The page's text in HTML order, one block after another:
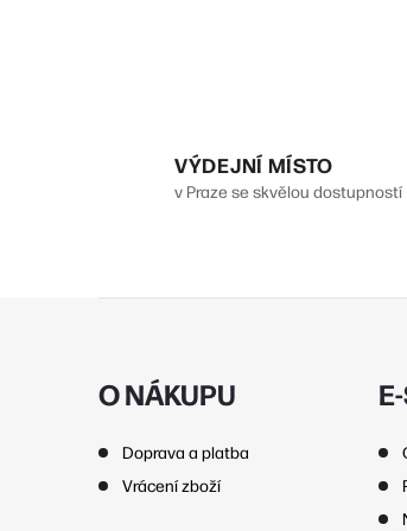
VÝDEJNÍ MÍSTO
v Praze se skvělou dostupností
O NÁKUPU
Doprava a platba
Vrácení zboží